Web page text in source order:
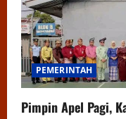
PEMERINTAH
Pimpin Apel Pagi,